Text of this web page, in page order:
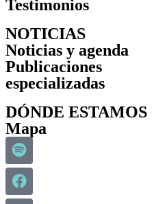
Testimonios
NOTICIAS
Noticias y agenda
Publicaciones
especializadas
DÓNDE ESTAMOS
Mapa